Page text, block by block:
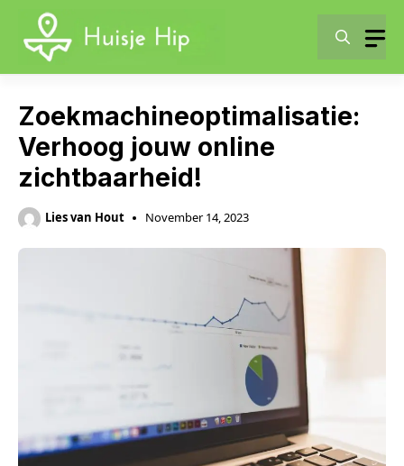
content
Zoekmachineoptimalisatie:
Verhoog jouw online
zichtbaarheid!
Lies van Hout November 14, 2023